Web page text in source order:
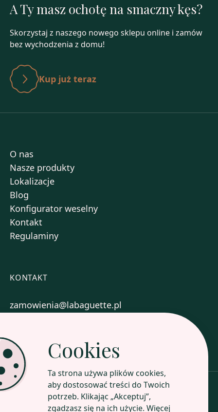
Cookies
Ta strona używa plików cookies,
aby dostosować treści do Twoich
potrzeb. Klikając „Akceptuj”,
zgadzasz się na ich użycie. Więcej
A Ty masz ochotę na smaczny kęs?
Skorzystaj z naszego nowego sklepu online i zamów
bez wychodzenia z domu!
Kup już teraz
O nas
Nasze produkty
Lokalizacje
Blog
Konfigurator weselny
Kontakt
Regulaminy
KONTAKT
zamowienia@labaguette.pl
Zobacz nasze sklepy
Poznaj nasz profil